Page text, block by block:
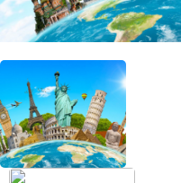
+38 (097) 151 87 57
Избранное